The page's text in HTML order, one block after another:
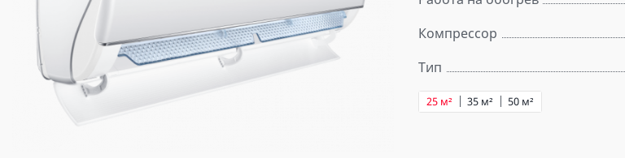
Компрессор
Тип
25 м² 35 м² 50 м²